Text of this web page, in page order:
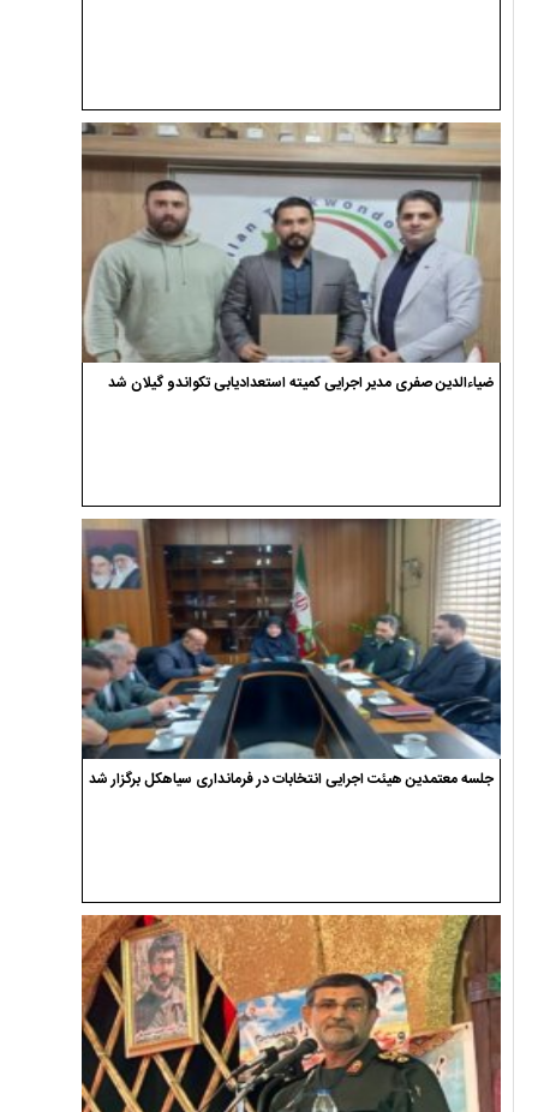
ضیاءالدین صفری مدیر اجرایی کمیته استعدادیابی تکواندو گیلان شد
جلسه معتمدین هیئت اجرایی انتخابات در فرمانداری سیاهکل برگزار شد